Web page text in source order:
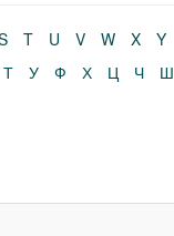
T U V W X Y
Т У Ф Х Ц Ч Ш